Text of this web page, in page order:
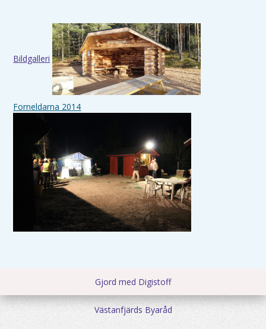
Bildgalleri
Forneldarna 2014
Gjord med Digistoff
Västanfjärds Byaråd